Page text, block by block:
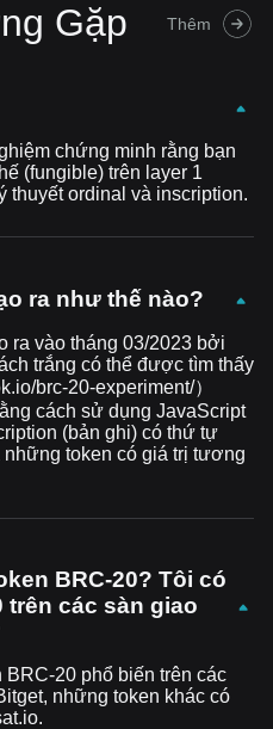
Gặp Thêm
chứng minh rằng bạn
(fungible) trên layer 1
thuyết ordinal và inscription.
ra như thế nào?
ra vào tháng 03/2023 bởi
trắng có thể được tìm thấy
brc-20-experiment/）
cách sử dụng JavaScript
(bản ghi) có thứ tự
token có giá trị tương
BRC-20? Tôi có
trên các sàn giao
BRC-20 phổ biến trên các
những token khác có
.